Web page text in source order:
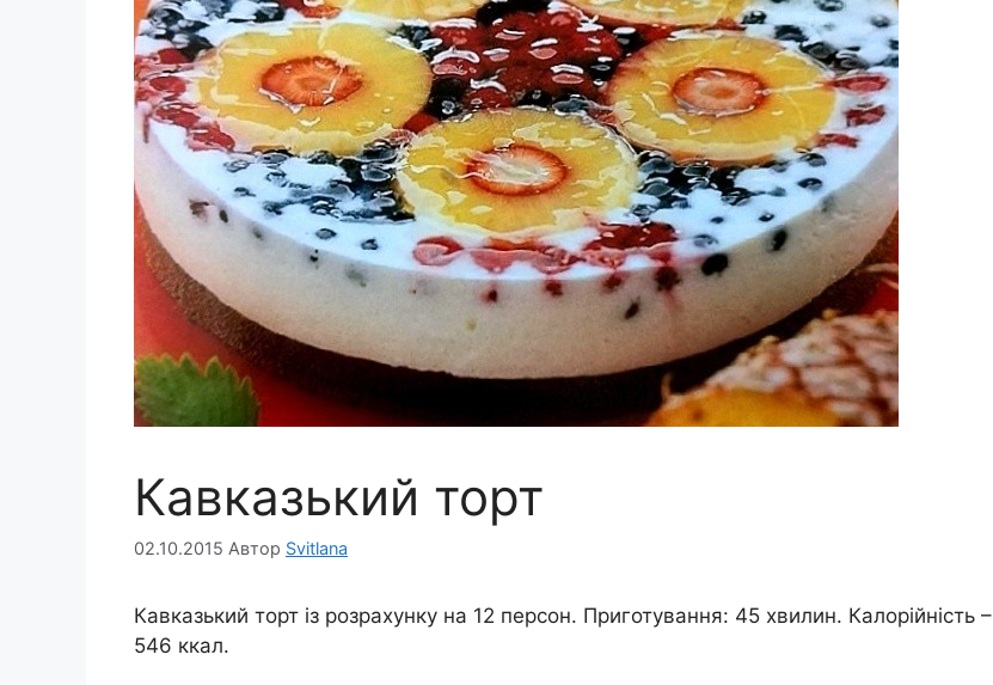
Кавказький торт
02.10.2015 Автор Svitlana
Кавказький торт із розрахунку на 12 персон. Приготування: 45 хвилин. Калорійність –
546 ккал.